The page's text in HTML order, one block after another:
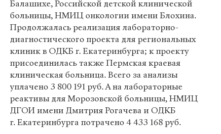
Балашихе, Российской детской клинической
больницы, НМИЦ онкологии имени Блохина.
Продолжалась реализация лабораторно-
диагностического проекта для региональных
клиник в ОДКБ г. Екатеринбурга; к проекту
присоединилась также Пермская краевая
клиническая больница. Всего за анализы
уплачено 3 800 191 руб. А на лабораторные
реактивы для Морозовской больницы, НМИЦ
ДГОИ имени Дмитрия Рогачева и ОДКБ
г. Екатеринбурга потрачено 4 433 168 руб.